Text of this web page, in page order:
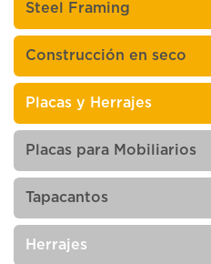
Steel Framing
Construcción en seco
Placas y Herrajes
Placas para Mobiliarios
Tapacantos
Herrajes